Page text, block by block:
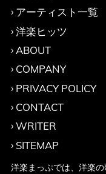
アーティスト一覧
洋楽ヒッツ
ABOUT
COMPANY
PRIVACY POLICY
CONTACT
WRITER
SITEMAP
洋楽まっぷでは、洋楽